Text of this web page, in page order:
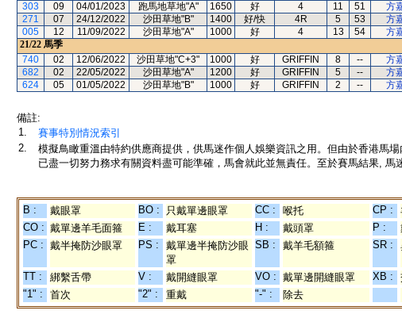
303
09 04/01/2023 跑馬地草地"A" 1650 好 4 11 51 方
271
07 24/12/2022 沙田草地"B" 1400 好/快 4R 5 53 方
005
12 11/09/2022 沙田草地"A" 1000 好 4 13 54 方
21/22 馬季
740
02 12/06/2022 沙田草地"C+3" 1000 好 GRIFFIN 8 -- 方
682
02 22/05/2022 沙田草地"A" 1200 好 GRIFFIN 5 -- 方
624
05 01/05/2022 沙田草地"B" 1000 好 GRIFFIN 2 -- 方
備註:
1.
賽事特別情況索引
2.
模擬鳥瞰重溫由特約供應商提供，供馬迷作個人娛樂資訊之用。但由於香港馬
已盡一切努力務求有關資料盡可能準確，馬會就此並無責任。至於賽馬結果, 馬
B : 戴眼罩 BO : 只戴單邊眼罩 CC : 喉托 CP :
CO : 戴單邊羊毛面箍 E : 戴耳塞 H : 戴頭罩 P :
PC : 戴半掩防沙眼罩 PS :
戴單邊半掩防沙眼
罩
SB : 戴羊毛額箍 SR :
TT : 綁繫舌帶 V : 戴開縫眼罩 VO : 戴單邊開縫眼罩 XB :
"1" :
首次 "2" : 重戴 "-" : 除去